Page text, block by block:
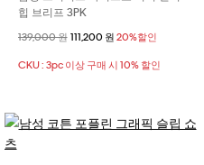
힙 브리프 3PK
할인 전 가격
139,000 원할인된 가격
111,200 원 20%할인
CKU : 3pc 이상 구매 시 10% 할인